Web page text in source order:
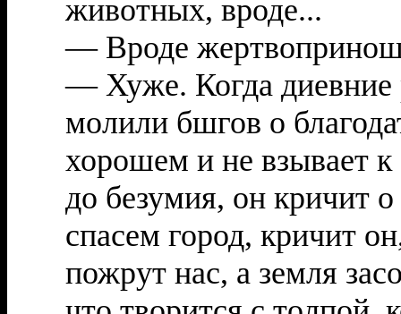
животных, вроде...
— Вроде
— Хуже. Когда диевние
молили бшгов о
хорошем и не взывает
до безумия, он кричит
спасем город, кричит
пожрут нас, а земля